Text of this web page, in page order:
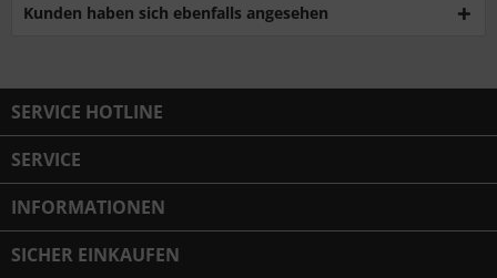
Kunden haben sich ebenfalls angesehen
SERVICE HOTLINE
SERVICE
INFORMATIONEN
SICHER EINKAUFEN